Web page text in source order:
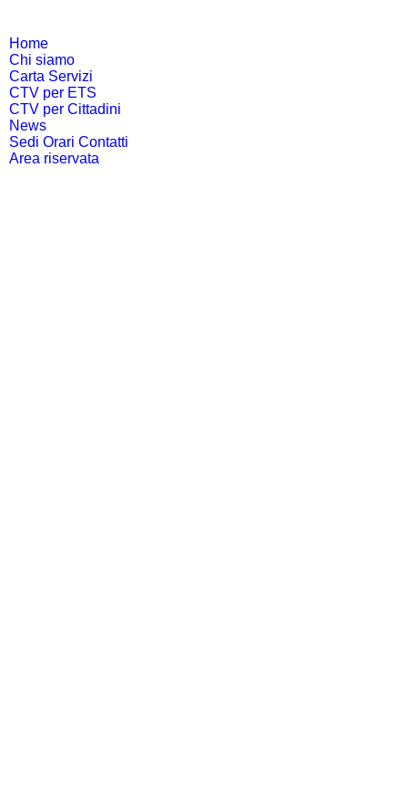
Home
Chi siamo
Carta Servizi
CTV per ETS
CTV per Cittadini
News
Sedi Orari Contatti
Area riservata